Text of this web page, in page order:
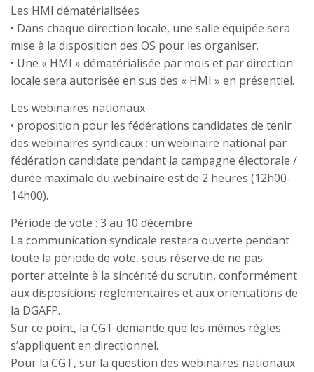
Les HMI dématérialisées
• Dans chaque direction locale, une salle équipée sera
mise à la disposition des OS pour les organiser.
• Une « HMI » dématérialisée par mois et par direction
locale sera autorisée en sus des « HMI » en présentiel.
Les webinaires nationaux
• proposition pour les fédérations candidates de tenir
des webinaires syndicaux : un webinaire national par
fédération candidate pendant la campagne électorale /
durée maximale du webinaire est de 2 heures (12h00-
14h00).
Période de vote : 3 au 10 décembre
La communication syndicale restera ouverte pendant
toute la période de vote, sous réserve de ne pas
porter atteinte à la sincérité du scrutin, conformément
aux dispositions réglementaires et aux orientations de
la DGAFP.
Sur ce point, la CGT demande que les mêmes règles
s’appliquent en directionnel.
Pour la CGT, sur la question des webinaires nationaux